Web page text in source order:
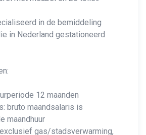
in de bemiddeling
in Nederland gestationeerd
12 maanden
bruto maandsalaris is
maandhuur
gas/stadsverwarming,